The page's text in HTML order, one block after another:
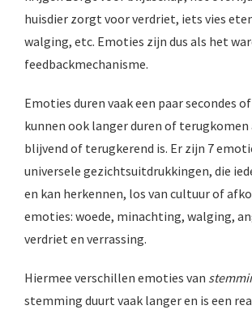
huisdier zorgt voor verdriet, iets vies
walging, etc. Emoties zijn dus als het
feedbackmechanisme.
Emoties duren vaak een paar secondes
kunnen ook langer duren of terugkomen
blijvend of terugkerend is. Er zijn 7
universele gezichtsuitdrukkingen, die
en kan herkennen, los van cultuur of
emoties: woede, minachting, walging,
verdriet en verrassing.
Hiermee verschillen emoties van
stemming duurt vaak langer en is een